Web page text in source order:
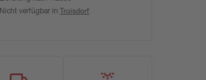
Nicht verfügbar in Troisdorf